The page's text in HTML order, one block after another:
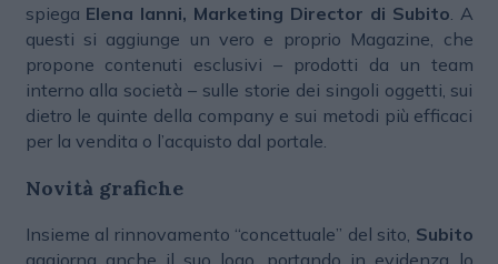
spiega Elena Ianni, Marketing Director di Subito . A
questi si aggiunge un vero e proprio Magazine, che
propone contenuti esclusivi – prodotti da un team
interno alla società – sulle storie dei singoli oggetti, sui
dietro le quinte della company e sui metodi più efficaci
per la vendita o l’acquisto dal portale.
Novità grafiche
Insieme al rinnovamento “concettuale” del sito, Subito
aggiorna anche il suo logo, portando in evidenza lo